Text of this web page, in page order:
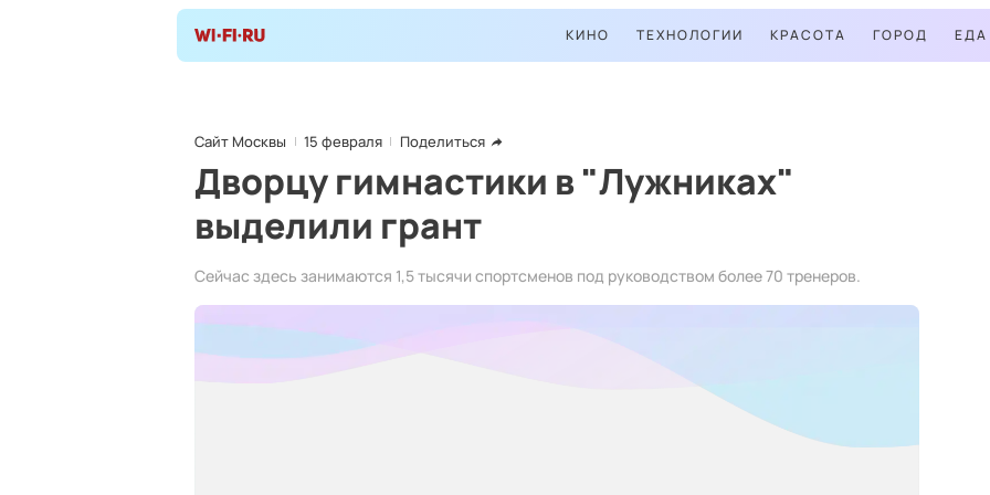
КИНО ТЕХНОЛОГИИ КРАСОТА ГОРОД ЕДА
Сайт Москвы 15 февраля Поделиться
Дворцу гимнастики в "Лужниках"
выделили грант
Сейчас здесь занимаются 1,5 тысячи спортсменов под руководством более 70 тренеров.